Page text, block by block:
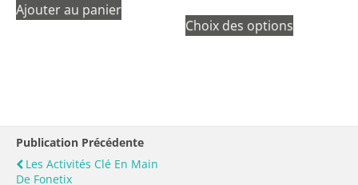
Ajouter au panier
Choix des options
Ce
produit
Publication Précédente
Les Activités Clé En Main
De Fonetix